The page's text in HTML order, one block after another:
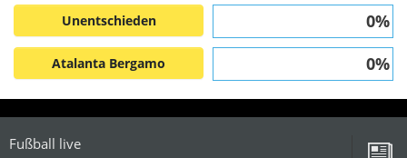
Unentschieden 0%
Atalanta Bergamo 0%
Fußball live